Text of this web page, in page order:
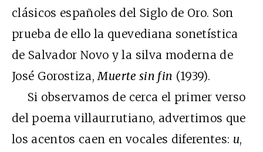
clásicos españoles del Siglo de Oro. Son
prueba de ello la quevediana sonetística
de Salvador Novo y la silva moderna de
José Gorostiza,Muerte sin fin (1939).
Si observamos de cerca el primer verso
del poema villaurrutiano, advertimos que
los acentos caen en vocales diferentes: u,